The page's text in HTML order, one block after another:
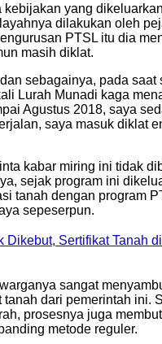
kebijakan yang
dilakukan oleh
PTSL itu dia
masih diklat.
sebagainya, pada saat
Lurah Munadi kaga
Agustus 2018, saya
saya masuk diklat
kabar miring ini tidak
sejak program ini
tanah dengan program
sepeserpun.
Dikebut, Sertifikat Tanah
sangat
tanah dari pemerintah ini.
prosesnya juga
metode reguler.